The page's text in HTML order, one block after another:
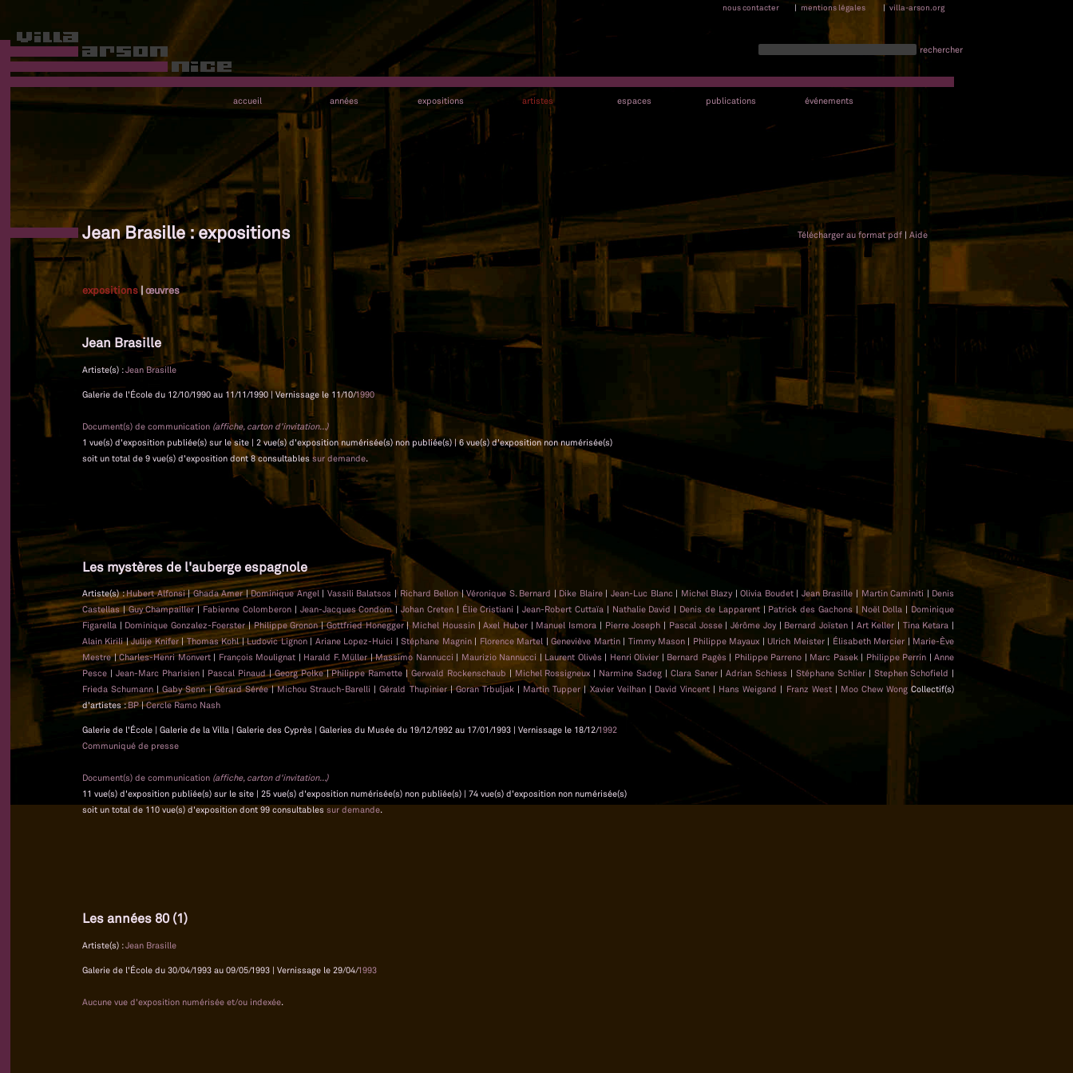
nous contacter | mentions légales | villa-arson.org
rechercher
accueil années expositions artistes espaces publications événements
Jean Brasille : expositions Télécharger au format pdf | Aide
expositions|œuvres
Jean Brasille
Artiste(s) :Jean Brasille
Galerie de l'École du 12/10/1990 au 11/11/1990 | Vernissage le 11/10/1990
Document(s) de communication (affiche, carton d'invitation...)
1 vue(s) d'exposition publiée(s) sur le site | 2 vue(s) d'exposition numérisée(s) non publiée(s) | 6 vue(s) d'exposition non numérisée(s)
soit un total de 9 vue(s) d'exposition dont 8 consultables sur demande.
Les mystères de l'auberge espagnole
Artiste(s) :Hubert Alfonsi|Ghada Amer|Dominique Angel | Vassili Balatsos | Richard Bellon|Véronique S. Bernard | Dike Blaire | Jean-Luc Blanc | Michel Blazy |Olivia Boudet | Jean Brasille | Martin Caminiti | Denis
Castellas|Guy Champailler|Fabienne Colomberon | Jean-Jacques Condom |Johan Creten | Élie Cristiani |Jean-Robert Cuttaïa | Nathalie David | Denis de Lapparent | Patrick des Gachons | Noël Dolla | Dominique
Figarella | Dominique Gonzalez-Foerster|Philippe Gronon|Gottfried Honegger|Michel Houssin |Axel Huber | Manuel Ismora | Pierre Joseph | Pascal Josse |Jérôme Joy | Bernard Joïsten | Art Keller | Tina Ketara |
Alain Kirili|Julije Knifer |Thomas Kohl|Ludovic Lignon | Ariane Lopez-Huici |Stéphane Magnin | Florence Martel |Geneviève Martin | Timmy Mason | Philippe Mayaux |Ulrich Meister | Élisabeth Mercier |Marie-Ève
Mestre|Charles-Henri Monvert | François Moulignat | Harald F. Müller|Massimo Nannucci | Maurizio Nannucci | Laurent Olivès | Henri Olivier | Bernard Pagès | Philippe Parreno | Marc Pasek | Philippe Perrin | Anne
Pesce | Jean-Marc Pharisien | Pascal Pinaud|Georg Polke|Philippe Ramette|Gerwald Rockenschaub | Michel Rossigneux | Narmine Sadeg | Clara Saner |Adrian Schiess | Stéphane Schlier | Stephen Schofield |
Frieda Schumann |Gaby Senn|Gérard Sérée|Michou Strauch-Barelli |Gérald Thupinier|Goran Trbuljak | Martin Tupper| Xavier Veilhan | David Vincent | Hans Weigand | Franz West | Moo Chew WongCollectif(s)
d'artistes :BP|Cercle Ramo Nash
Galerie de l'École | Galerie de la Villa | Galerie des Cyprès | Galeries du Musée du 19/12/1992 au 17/01/1993 | Vernissage le 18/12/1992
Communiqué de presse
Document(s) de communication (affiche, carton d'invitation...)
11 vue(s) d'exposition publiée(s) sur le site | 25 vue(s) d'exposition numérisée(s) non publiée(s) | 74 vue(s) d'exposition non numérisée(s)
soit un total de 110 vue(s) d'exposition dont 99 consultables sur demande.
Les années 80 (1)
Artiste(s) :Jean Brasille
Galerie de l'École du 30/04/1993 au 09/05/1993 | Vernissage le 29/04/1993
Aucune vue d'exposition numérisée et/ou indexée.